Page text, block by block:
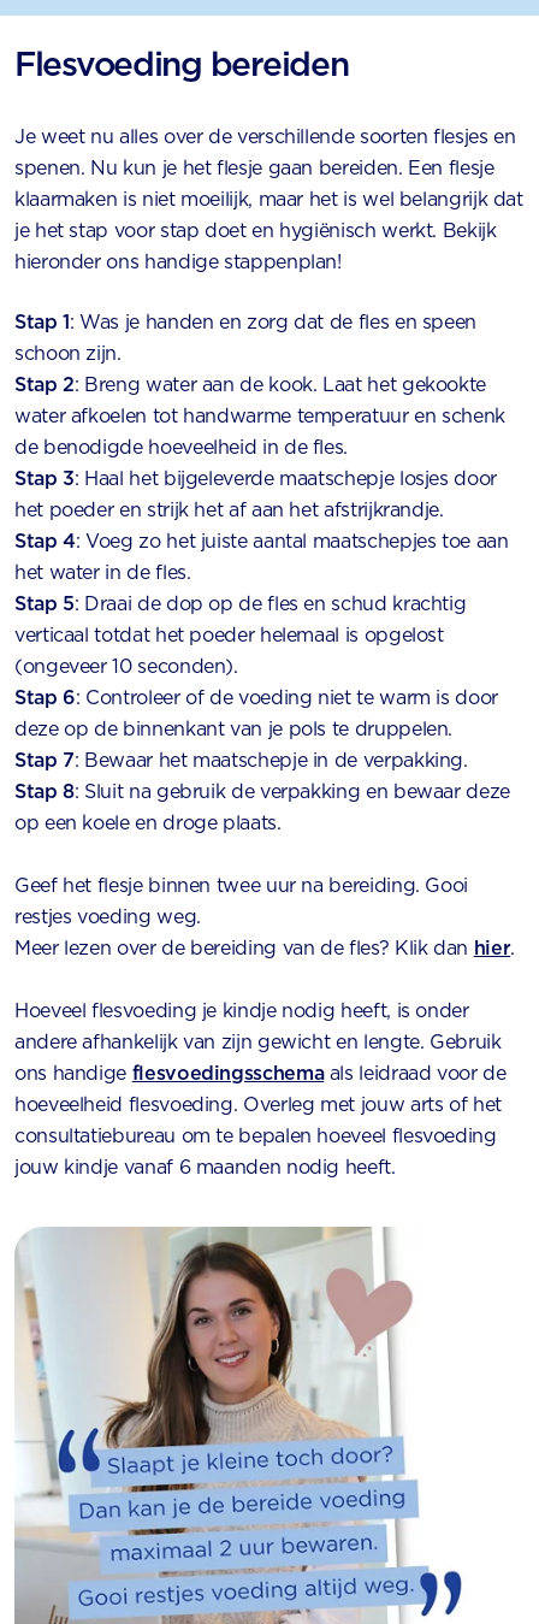
Flesvoeding bereiden
Je weet nu alles over de verschillende soorten flesjes en
spenen. Nu kun je het flesje gaan bereiden. Een flesje
klaarmaken is niet moeilijk, maar het is wel belangrijk dat
je het stap voor stap doet en hygiënisch werkt. Bekijk
hieronder ons handige stappenplan!
Stap 1 : Was je handen en zorg dat de fles en speen
schoon zijn.
Stap 2: Breng water aan de kook. Laat het gekookte
water afkoelen tot handwarme temperatuur en schenk
de benodigde hoeveelheid in de fles.
Stap 3: Haal het bijgeleverde maatschepje losjes door
het poeder en strijk het af aan het afstrijkrandje.
Stap 4: Voeg zo het juiste aantal maatschepjes toe aan
het water in de fles.
Stap 5: Draai de dop op de fles en schud krachtig
verticaal totdat het poeder helemaal is opgelost
(ongeveer 10 seconden).
Stap 6: Controleer of de voeding niet te warm is door
deze op de binnenkant van je pols te druppelen.
Stap 7: Bewaar het maatschepje in de verpakking.
Stap 8: Sluit na gebruik de verpakking en bewaar deze
op een koele en droge plaats.
Geef het flesje binnen twee uur na bereiding. Gooi
restjes voeding weg.
Meer lezen over de bereiding van de fles? Klik dan hier.
Hoeveel flesvoeding je kindje nodig heeft, is onder
andere afhankelijk van zijn gewicht en lengte. Gebruik
ons handige flesvoedingsschemaals leidraad voor de
hoeveelheid flesvoeding. Overleg met jouw arts of het
consultatiebureau om te bepalen hoeveel flesvoeding
jouw kindje vanaf 6 maanden nodig heeft.